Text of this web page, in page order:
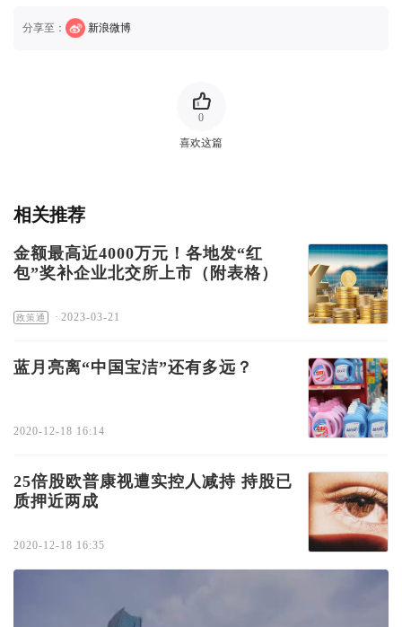
分享至： 新浪微博
喜欢这篇
0
相关推荐
金额最高近4000万元！各地发“红
包”奖补企业北交所上市（附表格）
政策通 · 2023-03-21
蓝月亮离“中国宝洁”还有多远？
2020-12-18 16:14
25倍股欧普康视遭实控人减持 持股已
质押近两成
2020-12-18 16:35